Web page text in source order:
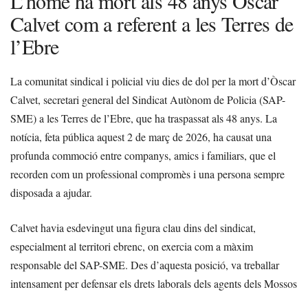
Calvet com a referent a les Terres de
l’Ebre
La comunitat sindical i policial viu dies de dol per la mort d’Òscar
Calvet, secretari general del Sindicat Autònom de Policia (SAP-
SME) a les Terres de l’Ebre, que ha traspassat als 48 anys. La
notícia, feta pública aquest 2 de març de 2026, ha causat una
profunda commoció entre companys, amics i familiars, que el
recorden com un professional compromès i una persona sempre
disposada a ajudar.
Calvet havia esdevingut una figura clau dins del sindicat,
especialment al territori ebrenc, on exercia com a màxim
responsable del SAP-SME. Des d’aquesta posició, va treballar
intensament per defensar els drets laborals dels agents dels Mossos